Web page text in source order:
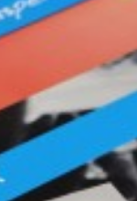
Rechtvaardige
Manifest
PerspeX-naam
Brief ECPYouth
Zichtbaar Geloven